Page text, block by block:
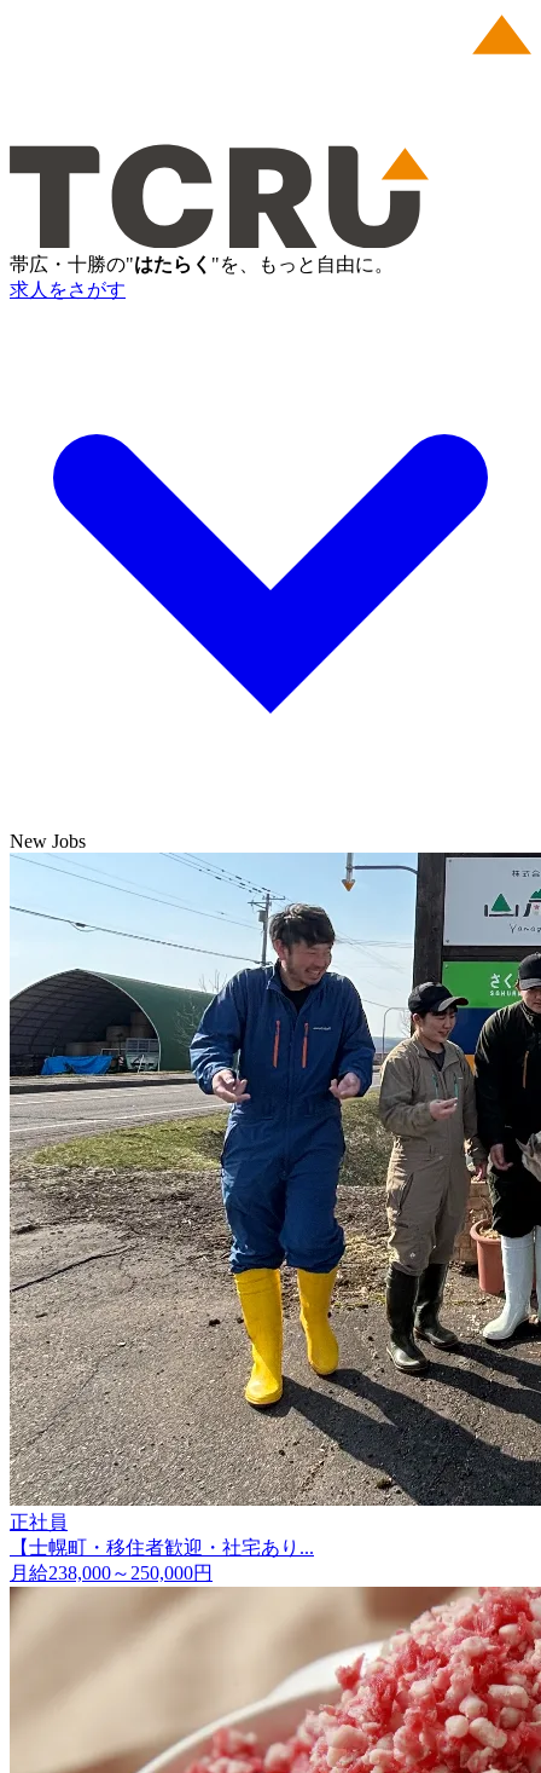
帯広・十勝の"はたらく "を、もっと自由に。
求人をさがす
New Jobs
正社員
【士幌町・移住者歓迎・社宅あり...
月給238,000～250,000円